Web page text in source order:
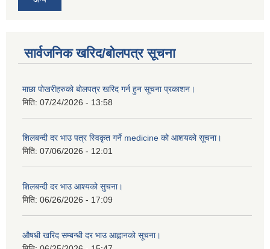
सार्वजनिक खरिद/बोलपत्र सूचना
माछा पोखरीहरुको बोलपत्र खरिद गर्न हुन सूचना प्रकाशन।
मिति: 07/24/2026 - 13:58
शिलबन्दी दर भाउ पत्र स्विकृत गर्ने medicine को आशयको सूचना।
मिति: 07/06/2026 - 12:01
शिलबन्दी दर भाउ आश्यको सुचना।
मिति: 06/26/2026 - 17:09
औषधी खरिद सम्बन्धी दर भाउ आह्वानको सूचना।